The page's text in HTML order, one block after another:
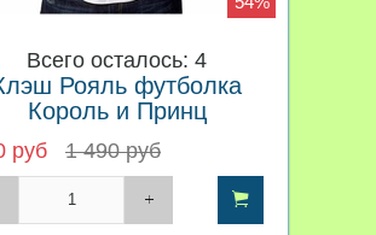
Всего осталось: 4
Рояль футболка
Король и Принц
руб 1 490 руб